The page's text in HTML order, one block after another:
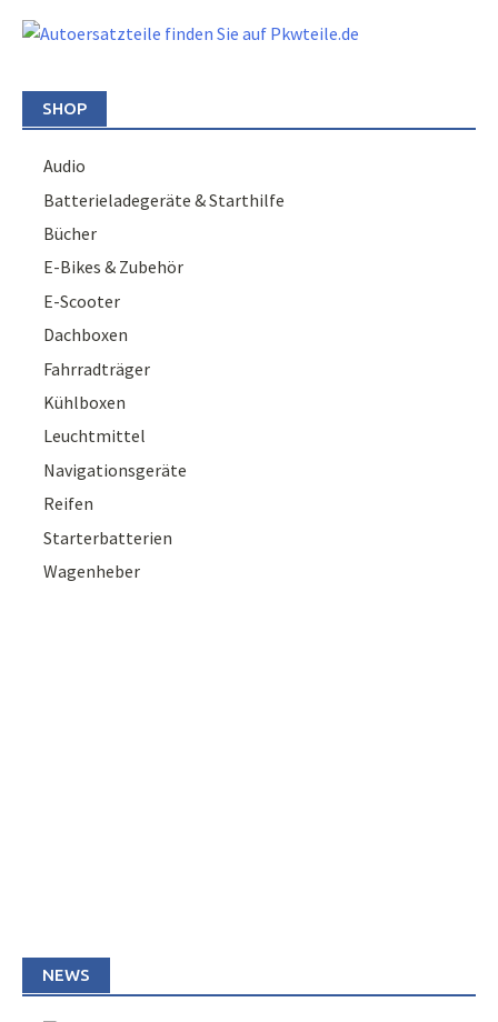
SHOP
Audio
Batterieladegeräte & Starthilfe
Bücher
E-Bikes & Zubehör
E-Scooter
Dachboxen
Fahrradträger
Kühlboxen
Leuchtmittel
Navigationsgeräte
Reifen
Starterbatterien
Wagenheber
NEWS